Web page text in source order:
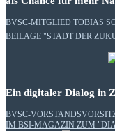
BVSC-MITGLIED TOBIAS
BEILAGE "STADT DER
Ein digitaler Dialog in
BVSC-
IM BSI-MAGAZIN ZUM